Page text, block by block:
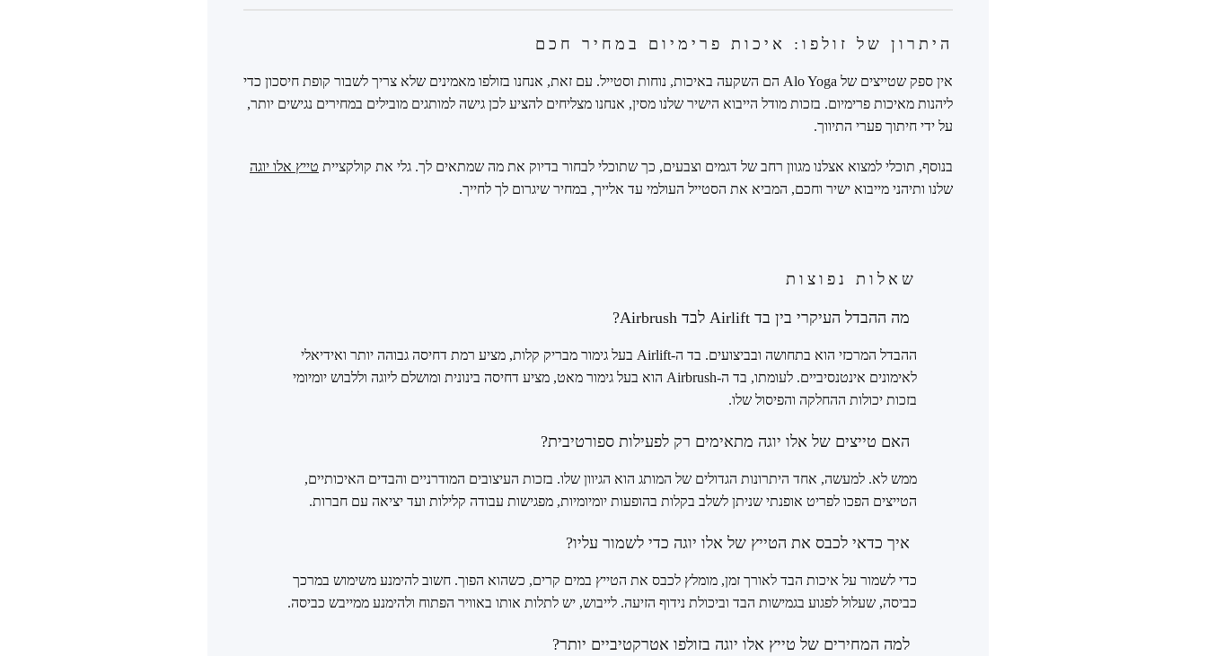
היתרון של זולפו: איכות פרימיום במחיר חכם
אין ספק שטייצים של Alo Yoga הם השקעה באיכות, נוחות וסטייל. עם זאת, אנחנו בזולפו מאמינים שלא צריך לשבור קופת חיסכון כדי
ליהנות מאיכות פרימיום. בזכות מודל הייבוא הישיר שלנו מסין, אנחנו מצליחים להציע לכן גישה למותגים מובילים במחירים נגישים יותר,
על ידי חיתוך פערי התיווך.
בנוסף, תוכלי למצוא אצלנו מגוון רחב של דגמים וצבעים, כך שתוכלי לבחור בדיוק את מה שמתאים לך. גלי את קולקציית טייץ אלו יוגה
שלנו ותיהני מייבוא ישיר וחכם, המביא את הסטייל העולמי עד אלייך, במחיר שיגרום לך לחייך.
שאלות נפוצות
מה ההבדל העיקרי בין בד Airlift לבד Airbrush?
ההבדל המרכזי הוא בתחושה ובביצועים. בד ה-Airlift בעל גימור מבריק קלות, מציע רמת דחיסה גבוהה יותר ואידיאלי
לאימונים אינטנסיביים. לעומתו, בד ה-Airbrush הוא בעל גימור מאט, מציע דחיסה בינונית ומושלם ליוגה וללבוש יומיומי
בזכות יכולות ההחלקה והפיסול שלו.
האם טייצים של אלו יוגה מתאימים רק לפעילות ספורטיבית?
ממש לא. למעשה, אחד היתרונות הגדולים של המותג הוא הגיוון שלו. בזכות העיצובים המודרניים והבדים האיכותיים,
הטייצים הפכו לפריט אופנתי שניתן לשלב בקלות בהופעות יומיומיות, מפגישות עבודה קלילות ועד יציאה עם חברות.
איך כדאי לכבס את הטייץ של אלו יוגה כדי לשמור עליו?
כדי לשמור על איכות הבד לאורך זמן, מומלץ לכבס את הטייץ במים קרים, כשהוא הפוך. חשוב להימנע משימוש במרכך
כביסה, שעלול לפגוע בגמישות הבד וביכולת נידוף הזיעה. לייבוש, יש לתלות אותו באוויר הפתוח ולהימנע ממייבש כביסה.
למה המחירים של טייץ אלו יוגה בזולפו אטרקטיביים יותר?